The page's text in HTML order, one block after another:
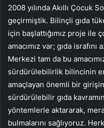
2008 yılında Akıllı Çocuk
geçirmiştik. Bilinçli gıda
için başlattığımız proje ile
amacımız var; gıda
Merkezi tam da bu
sürdürülebilirlik bilincinin
amaçlayan önemli bir
sürdürülebilir gıda
yöntemlerle aktararak,
bulmalarını sağlıyoruz.